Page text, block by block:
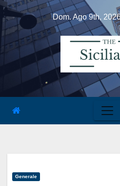
Skip
content
Dom. Ago 9th,
Generale